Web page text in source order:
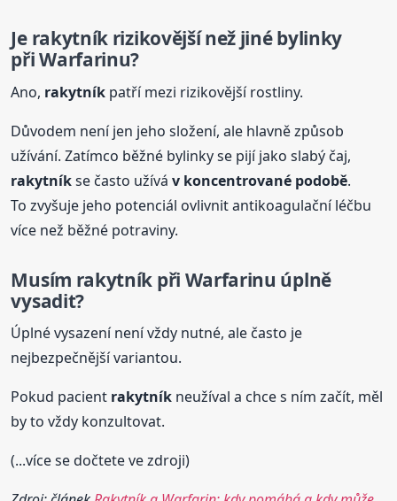
Je rakytník rizikovější než jiné bylinky
při Warfarinu?
Ano, rakytník patří mezi rizikovější rostliny.
Důvodem není jen jeho složení, ale hlavně způsob
užívání. Zatímco běžné bylinky se pijí jako slabý čaj,
rakytníkse často užíváv koncentrované podobě.
To zvyšuje jeho potenciál ovlivnit antikoagulační léčbu
více než běžné potraviny.
Musím rakytník při Warfarinu úplně
vysadit?
Úplné vysazení není vždy nutné, ale často je
nejbezpečnější variantou.
Pokud pacient rakytník neužíval a chce s ním začít, měl
by to vždy konzultovat.
(...více se dočtete ve zdroji)